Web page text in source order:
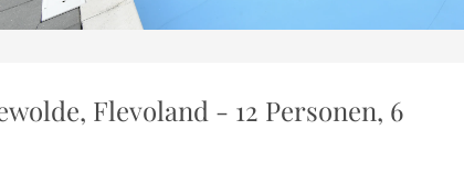
Flevoland - 12 Personen, 6